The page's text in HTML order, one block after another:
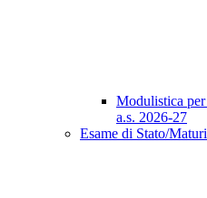
Modulistica
a.s. 2026-27
Esame di Stato/